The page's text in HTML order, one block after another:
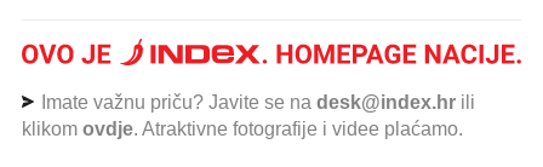
Imate važnu priču? Javite se na desk@index.hr ili
klikom ovdje. Atraktivne fotografije i videe plaćamo.